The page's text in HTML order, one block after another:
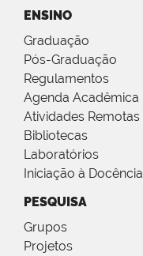
ENSINO
Graduação
Pós-Graduação
Regulamentos
Agenda Acadêmica
Atividades Remotas
Bibliotecas
Laboratórios
Iniciação à Docência
PESQUISA
Grupos
Projetos